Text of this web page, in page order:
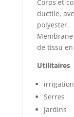
Corps et
ductile,
polyester.
de tissu
Utilitaires
Serres
Jardins